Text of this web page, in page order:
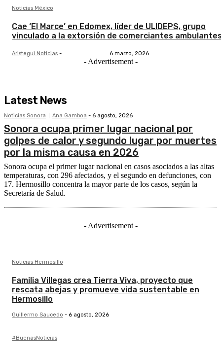
Noticias México
Cae ‘El Marce’ en Edomex, líder de ULIDEPS, grupo
vinculado a la extorsión de comerciantes
Aristegui Noticias - 6 marzo, 2026
- Advertisement -
Latest News
Noticias Sonora Ana Gamboa - 6 agosto, 2026
Sonora ocupa primer lugar nacional por
golpes de calor y segundo lugar por muertes
por la misma causa en 2026
Sonora ocupa el primer lugar nacional en casos asociados a las altas
temperaturas, con 296 afectados, y el segundo en defunciones, con
17. Hermosillo concentra la mayor parte de los casos, según la
Secretaría de Salud.
- Advertisement -
Noticias Hermosillo
Familia Villegas crea Tierra Viva, proyecto que
rescata abejas y promueve vida sustentable en
Hermosillo
Guillermo Saucedo - 6 agosto, 2026
#BuenasNoticias